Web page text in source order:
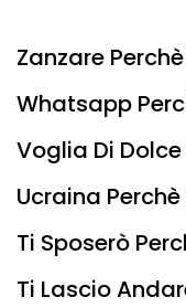
Zanzare
Whatsapp
Voglia Di Dolce
Ucraina
Ti Sposerò
Ti Lascio